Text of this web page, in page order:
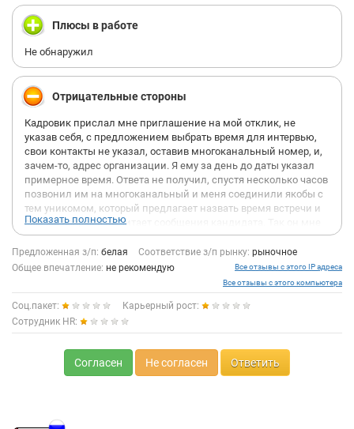
Плюсы в работе
Не обнаружил
Отрицательные стороны
Кадровик прислал мне приглашение на мой отклик, не
указав себя, с предложением выбрать время для интервью,
свои контакты не указал, оставив многоканальный номер, и,
зачем-то, адрес организации. Я ему за день до даты указал
примерное время. Ответа не получил, спустя несколько часов
позвонил им на многоканальный и меня соединили якобы с
тем уникомом, который предлагает назвать время встречи и
сам же вовремя не читает сообщения кандидата. Так он мне
предложил еще раз ему в хх написать, каков уровень, указал,
мол я должен понимать важность событий с стране, ну как
будто с президентом поговорил, и напиши ему в хх, по
телефону он ничего обсуждать не желает, только это не
президент, а кадровик и не более. Вниманию руководства
компании, если ваши сотрудники службы персонала
позволяют себе такое отношение к соискателям - класть
трубку на предложение записаться на интервью по телефону
вместо писанины в хх, которую они сами не читают, и читают
нотации о ситуации в стране, а потом кладут трубку на
встречные вопросы и предложение записаться по телефону,
Показать полностью
Предложенная з/п: белая Соответствие з/п рынку: рыночное
Общее впечатление: не рекомендую
Все отзывы с этого IP адреса
Все отзывы с этого компьютера
Соц.пакет:
Карьерный рост:
Сотрудник HR:
Согласен Не согласен Ответить